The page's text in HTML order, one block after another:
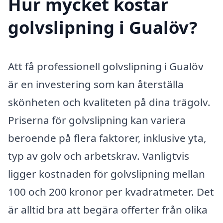
golvslipning i Gualöv?
Att få professionell golvslipning i Gualöv
är en investering som kan återställa
skönheten och kvaliteten på dina trägolv.
Priserna för golvslipning kan variera
beroende på flera faktorer, inklusive yta,
typ av golv och arbetskrav. Vanligtvis
ligger kostnaden för golvslipning mellan
100 och 200 kronor per kvadratmeter. Det
är alltid bra att begära offerter från olika